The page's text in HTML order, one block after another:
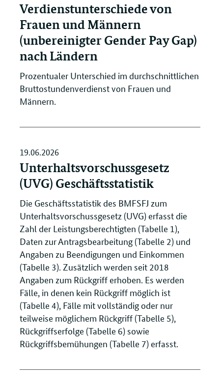
Verdienstunterschiede von
Frauen und Männern
(unbereinigter Gender Pay Gap)
nach Ländern
Prozentualer Unterschied im durchschnittlichen
Bruttostundenverdienst von Frauen und
Männern.
19.06.2026
Unterhaltsvorschussgesetz
(UVG) Geschäftsstatistik
Die Geschäftsstatistik des BMFSFJ zum
Unterhaltsvorschussgesetz (UVG) erfasst die
Zahl der Leistungsberechtigten (Tabelle 1),
Daten zur Antragsbearbeitung (Tabelle 2) und
Angaben zu Beendigungen und Einkommen
(Tabelle 3). Zusätzlich werden seit 2018
Angaben zum Rückgriff erhoben. Es werden
Fälle, in denen kein Rückgriff möglich ist
(Tabelle 4), Fälle mit vollständig oder nur
teilweise möglichem Rückgriff (Tabelle 5),
Rückgriffserfolge (Tabelle 6) sowie
Rückgriffsbemühungen (Tabelle 7) erfasst.